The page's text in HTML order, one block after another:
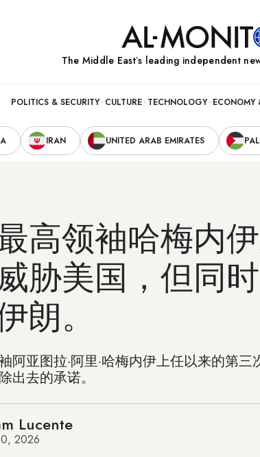
The Middle Eastʼs leading independent
POLITICS & SECURITY CULTURE TECHNOLOGY ECONOMY
IRAN UNITED ARAB EMIRATES
高领袖哈梅内
胁美国，但同
朗。
阿亚图拉·阿里·哈梅内伊上任以来的第
出去的承诺。
Lucente
2026